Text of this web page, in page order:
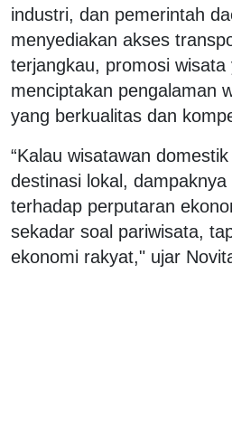
industri, dan pemerintah
menyediakan akses
terjangkau, promosi
menciptakan pengalaman
yang berkualitas dan
“Kalau wisatawan
destinasi lokal,
terhadap perputaran
sekadar soal pariwisata,
ekonomi rakyat," ujar